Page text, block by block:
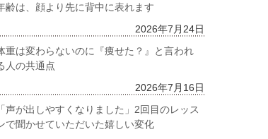
齢は、顔より先に背中に表れます
2026年7月24日
重は変わらないのに『痩せた？』と言われ
人の共通点
2026年7月16日
「声が出しやすくなりました」2回目のレッス
で聞かせていただいた嬉しい変化